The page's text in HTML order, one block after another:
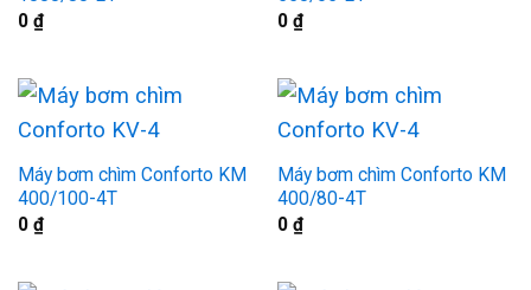
0 ₫
0 ₫
Máy bơm chìm Conforto KM
400/100-4T
0 ₫
Máy bơm chìm Conforto KM
400/80-4T
0 ₫